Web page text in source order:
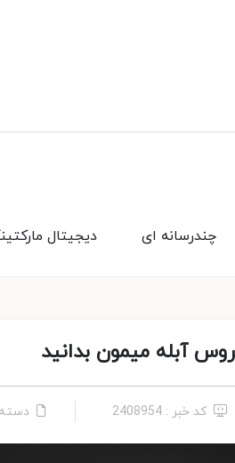
دیجیتال چندرسانه ای
آبله میمون بدانید
کد خبر : 2408954